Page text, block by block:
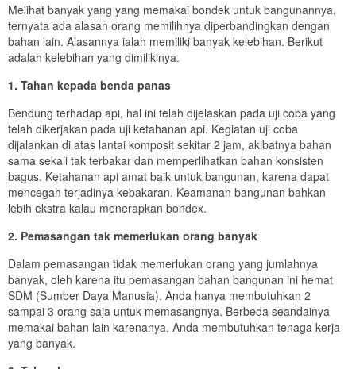
Melihat banyak yang yang memakai bondek untuk bangunannya,
ternyata ada alasan orang memilihnya diperbandingkan dengan
bahan lain. Alasannya ialah memiliki banyak kelebihan. Berikut
adalah kelebihan yang dimilikinya.
1. Tahan kepada benda panas
Bendung terhadap api, hal ini telah dijelaskan pada uji coba yang
telah dikerjakan pada uji ketahanan api. Kegiatan uji coba
dijalankan di atas lantai komposit sekitar 2 jam, akibatnya bahan
sama sekali tak terbakar dan memperlihatkan bahan konsisten
bagus. Ketahanan api amat baik untuk bangunan, karena dapat
mencegah terjadinya kebakaran. Keamanan bangunan bahkan
lebih ekstra kalau menerapkan bondex.
2. Pemasangan tak memerlukan orang banyak
Dalam pemasangan tidak memerlukan orang yang jumlahnya
banyak, oleh karena itu pemasangan bahan bangunan ini hemat
SDM (Sumber Daya Manusia). Anda hanya membutuhkan 2
sampai 3 orang saja untuk memasangnya. Berbeda seandainya
memakai bahan lain karenanya, Anda membutuhkan tenaga kerja
yang banyak.